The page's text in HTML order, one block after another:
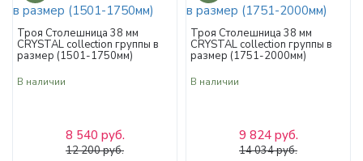
Троя Столешница 38 мм
CRYSTAL collection группы в
размер (1501-1750мм)
В наличии
8 540 руб.
12 200 руб.
Троя Столешница 38 мм
CRYSTAL collection группы в
размер (1751-2000мм)
В наличии
9 824 руб.
14 034 руб.